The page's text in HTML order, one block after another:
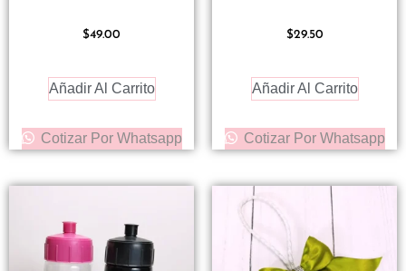
$49.00
Añadir Al Carrito
Cotizar Por Whatsapp
$29.50
Añadir Al Carrito
Cotizar Por Whatsapp